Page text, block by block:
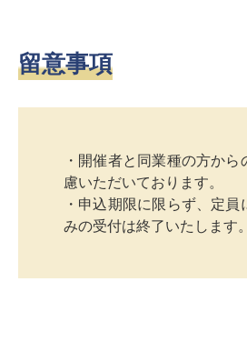
留意事項
・開催者と同業種の方か
慮いただいております。
・申込期限に限らず、定
みの受付は終了いたします。